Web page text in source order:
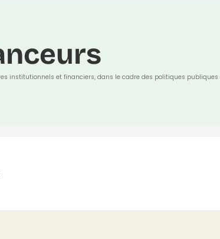
institutionnels et financiers, dans le cadre des politiques